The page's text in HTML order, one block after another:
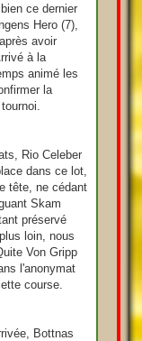
ce dernier
Hero (7),
avoir
à la
animé les
la
Rio Celeber
dans ce lot,
tête, ne cédant
Skam
préservé
loin, nous
Von Gripp
l'anonymat
course.
Bottnas